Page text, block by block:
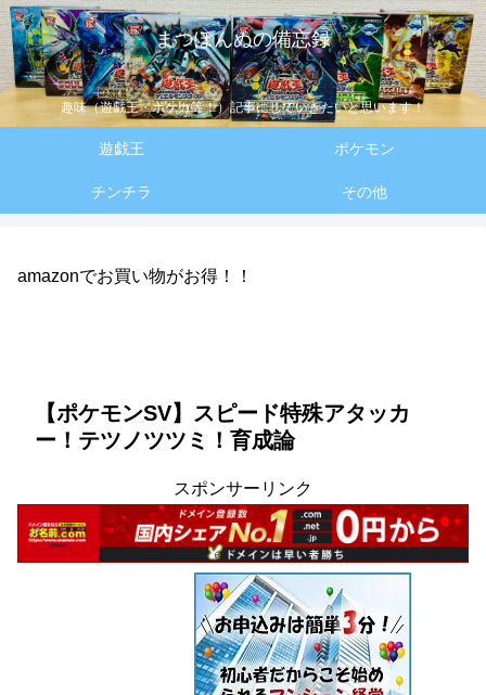
まつぽんぬの備忘録
趣味（遊戯王・ポケカ等！）記事にしていきたいと思います！
遊戯王 ポケモン
チンチラ その他
amazonでお買い物がお得！！
【ポケモンSV】スピード特殊アタッカ
ー！テツノツツミ！育成論
スポンサーリンク